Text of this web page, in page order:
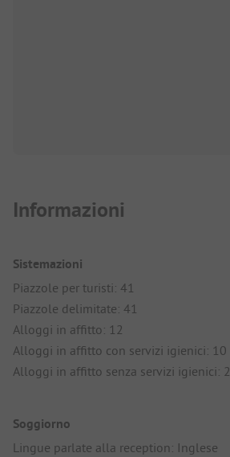
Informazioni
Sistemazioni
Piazzole per turisti: 41
Piazzole delimitate: 41
Alloggi in affitto: 12
Alloggi in affitto con servizi igienici: 10
Alloggi in affitto senza servizi igienici: 2
Soggiorno
Lingue parlate alla reception: Inglese